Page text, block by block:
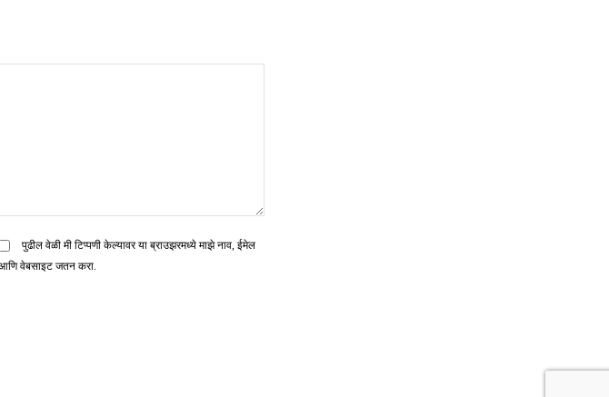
पुढील वेळी मी टिप्पणी केल्यावर या ब्राउझरमध्ये माझे नाव, ईमेल
वेबसाइट जतन करा.